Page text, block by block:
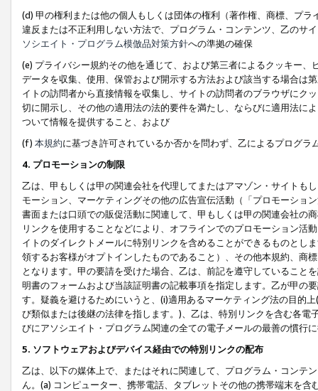
(d) 甲の権利または他の個人もしくは団体の権利（著作権、商標、プ
違反または不正利用しない方法で、プログラム・コンテンツ、乙のサ
ソシエイト・プログラム模倣品対策方針への準拠の確保
(e) プライバシー規約その他を通じて、および第三者によるクッキー
データを収集、使用、保管および開示する方法および該当する場合は
イトの訪問者から直接情報を収集し、サイトの訪問者のブラウザにク
切に開示し、その他の適用法の法的要件を満たし、ならびに適用法に
ついて情報を提供すること、および
(f) 本規約に基づき許可されているか否かを問わず、乙によるプログ
4. プロモーションの制限
乙は、甲もしくは甲の関連会社を代理してまたはアマゾン・サイトも
モーション、マーケティングその他の広告宣伝活動（「プロモーショ
書面または口頭での販促活動に関連して、甲もしくは甲の関連会社の
リンクを使用することなどにより、オフラインでのプロモーション活
イトのダイレクトメールに特別リンクを含めることができるものとし
領するお客様がオプトインしたものであること）、その他本規約、商
となります。甲の要請を受けた場合、乙は、前記を遵守していること
明書のフォームおよび当該証明書の記載事項を指定します。乙が甲の
す。疑義を避けるためにいうと、(i)適用あるマーケティング法の目的
び類似または後継の法律を指します。)、乙は、特別リンクを含む各
びにアソシエイト・プログラム関連の全ての電子メールの最善の慣行
5. ソフトウェアおよびデバイス経由での特別リンクの配布
乙は、以下の媒体上で、またはそれに関連して、プログラム・コンテ
ん。(a) コンピューター、携帯電話、タブレットその他の携帯端末を